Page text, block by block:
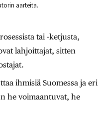
aarteita.
tai -ketjusta,
lahjoittajat, sitten
ihmisiä Suomessa ja eri
he voimaantuvat, he